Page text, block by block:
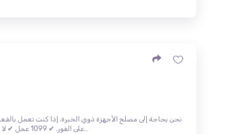
نحن بحاجة إلى مصلح الأجهزة ذوي الخبرة. إذا كنت تعمل
على الفور. ✔ 1099 عمل ✔ لا يوجد تدريب ✔ اللغة الانجليزية م…